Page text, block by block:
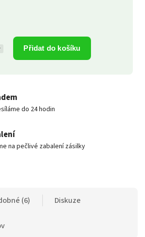
Přidat do košíku
do 24 hodin
na pečlivé zabalení zásilky
(6) Diskuze